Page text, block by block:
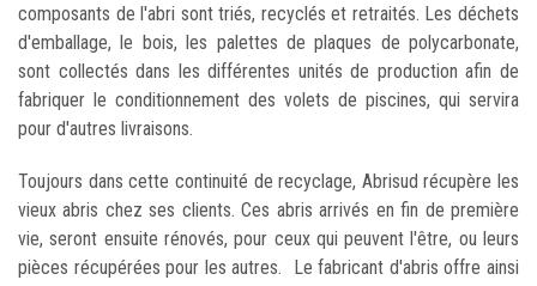
composants de l'abri sont triés, recyclés et retraités. Les déchets
d'emballage, le bois, les palettes de plaques de polycarbonate,
sont collectés dans les différentes unités de production afin de
fabriquer le conditionnement des volets de piscines, qui servira
pour d'autres livraisons.
Toujours dans cette continuité de recyclage, Abrisud récupère les
vieux abris chez ses clients. Ces abris arrivés en fin de première
vie, seront ensuite rénovés, pour ceux qui peuvent l'être, ou leurs
pièces récupérées pour les autres. Le fabricant d'abris offre ainsi